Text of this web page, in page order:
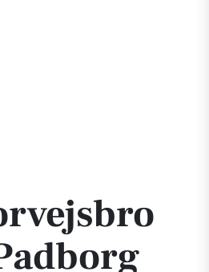
sammen med festlig indvielse og